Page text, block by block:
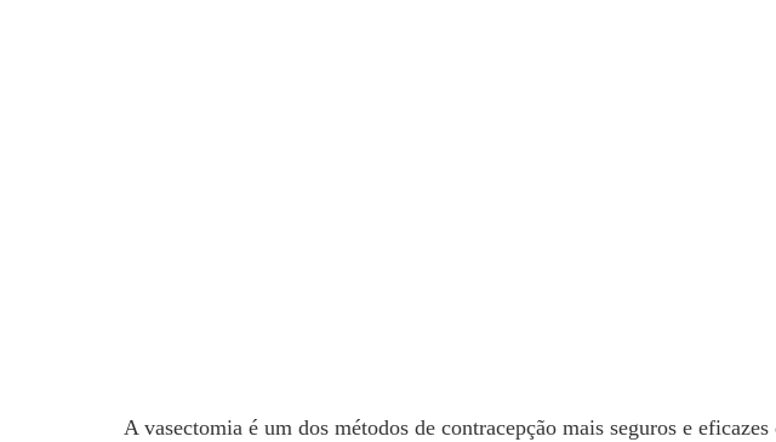
A vasectomia é um dos métodos de contracepção mais seguros e